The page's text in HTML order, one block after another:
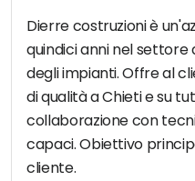
Dierre costruzioni è
quindici anni nel settore
degli impianti. Offre al
di qualità a Chieti e su
collaborazione con
capaci. Obiettivo
cliente.